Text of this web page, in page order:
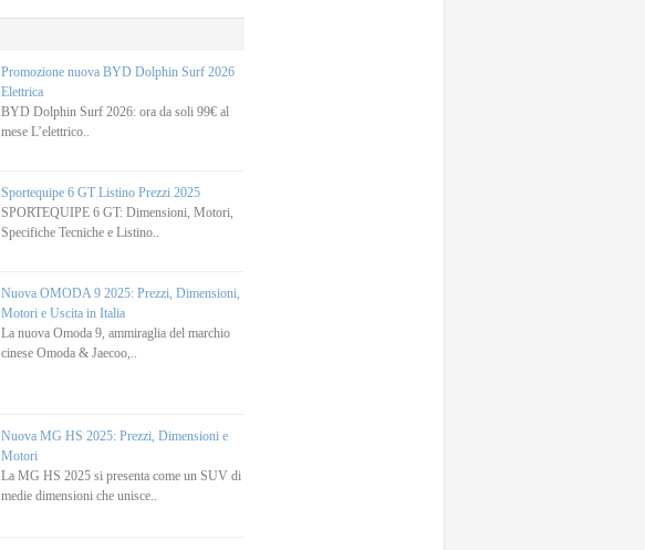
Promozione nuova BYD Dolphin Surf 2026
Elettrica
BYD Dolphin Surf 2026: ora da soli 99€ al
mese L’elettrico..
Sportequipe 6 GT Listino Prezzi 2025
SPORTEQUIPE 6 GT: Dimensioni, Motori,
Specifiche Tecniche e Listino..
Nuova OMODA 9 2025: Prezzi, Dimensioni,
Motori e Uscita in Italia
La nuova Omoda 9, ammiraglia del marchio
cinese Omoda & Jaecoo,..
Nuova MG HS 2025: Prezzi, Dimensioni e
Motori
La MG HS 2025 si presenta come un SUV di
medie dimensioni che unisce..